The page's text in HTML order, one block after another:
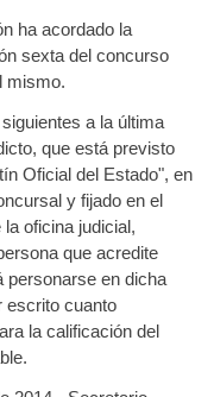
ha acordado la
sexta del concurso
mismo.
a la última
que está previsto
Oficial del Estado", en
y fijado en el
oficina judicial,
que acredite
personarse en dicha
escrito cuanto
la calificación del